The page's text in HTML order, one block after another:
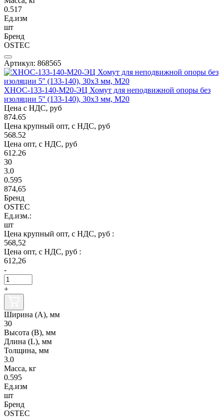
0.517
Ед.изм
шт
Бренд
OSTEC
Артикул: 868565
ХНОС-133-140-М20-ЭЦ Хомут для неподвижной опоры без
изоляции 5'' (133-140), 30х3 мм, М20
Цена с НДС, руб
874.65
Цена крупный опт, с НДС, руб
568.52
Цена опт, с НДС, руб
612.26
30
3.0
0.595
874,65
Бренд
OSTEC
Ед.изм.:
шт
Цена крупный опт, с НДС, руб :
568,52
Цена опт, с НДС, руб :
612,26
-
+
Ширина (А), мм
30
Высота (В), мм
Длина (L), мм
Толщина, мм
3.0
Масса, кг
0.595
Ед.изм
шт
Бренд
OSTEC